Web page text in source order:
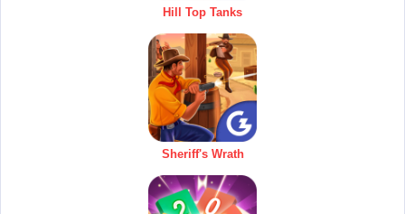
Hill Top Tanks
Sheriff's Wrath